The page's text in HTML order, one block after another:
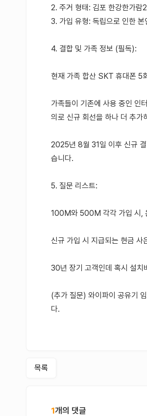
2. 주거 형태: 김포 한강한가람
3. 가입 유형: 독립으로 인한 본
4. 결합 및 가족 정보 (필독):
현재 가족 합산 SKT 휴대폰 5
가족들이 기존에 사용 중인 인
의로 신규 회선을 하나 더 추가
2025년 8월 31일 이후 신규
습니다.
5. 질문 리스트:
100M와 500M 각각 가입 시,
신규 가입 시 지급되는 현금
30년 장기 고객인데 혹시 설치
(추가 질문) 와이파이 공유기
다.
목록
1개의 댓글